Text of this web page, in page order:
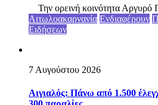
Την ορεινή κοινότητα Αργυρό
Αιτωλοακαρνανία Ενδιαφέρουν
Ειδήσεων
7 Αυγούστου 2026
Αιγιαλός: Πάνω από 1.500